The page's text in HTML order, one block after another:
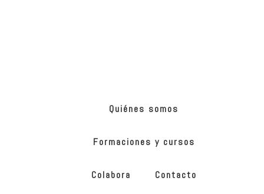
Quiénes somos
Formaciones y cursos
Colabora Contacto